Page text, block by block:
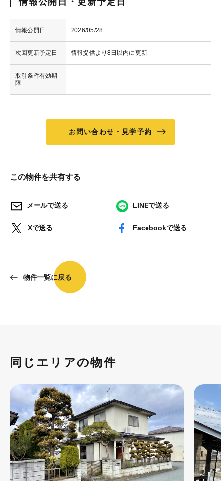
情報公開日 2026/05/28
次回更新予定日 情報提供より8日以内に更新
取引条件有効期
限
-
お問い合わせ・見学予約
この物件を共有する
メールで送る LINEで送る
Xで送る Facebookで送る
物件一覧に戻る
同じエリアの物件